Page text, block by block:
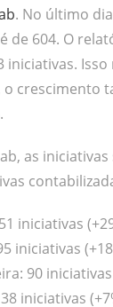
. No último
de 604. O
iniciativas.
crescimento
as
iniciativas
iniciativas
90 iniciativas
iniciativas